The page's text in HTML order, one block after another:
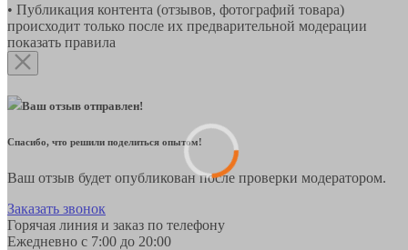
• Публикация контента (отзывов, фотографий товара)
происходит только после их предварительной модерации
показать правила
Ваш отзыв отправлен!
Спасибо, что решили поделиться опытом!
Ваш отзыв будет опубликован после проверки модератором.
Заказать звонок
Горячая линия и заказ по телефону
Ежедневно с 7:00 до 20:00